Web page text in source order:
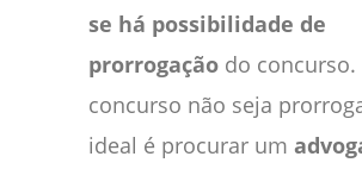
se há possibilidade de
prorrogação do concurso.
concurso não seja
ideal é procurar um